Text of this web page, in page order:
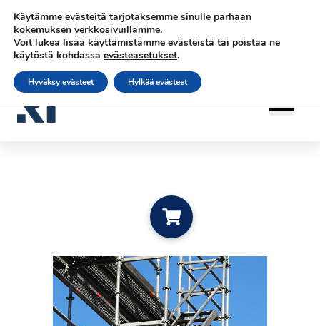
Ota yhteyttä | Tilaa uutiskirje
RATEKO Akatemia | Suomi
Add to cart
Käytämme evästeitä tarjotaksemme sinulle parhaan
kokemuksen verkkosivuillamme.
Voit lukea lisää käyttämistämme evästeistä tai poistaa ne
käytöstä kohdassa evästeasetukset.
Hyväksy evästeet Hylkää evästeet